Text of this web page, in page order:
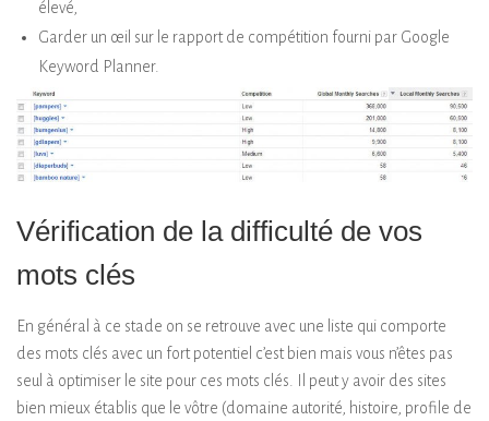
élevé,
Garder un œil sur le rapport de compétition fourni par Google
Keyword Planner.
Vérification de la difficulté de vos
mots clés
En général à ce stade on se retrouve avec une liste qui comporte
des mots clés avec un fort potentiel c’est bien mais vous n’êtes pas
seul à optimiser le site pour ces mots clés. Il peut y avoir des sites
bien mieux établis que le vôtre (domaine autorité, histoire, profile de